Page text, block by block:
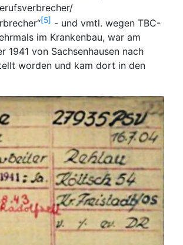
5
- und vmtl. wegen TBC-
im Krankenbau, war am
1941 von Sachsenhausen nach
worden und kam dort in den